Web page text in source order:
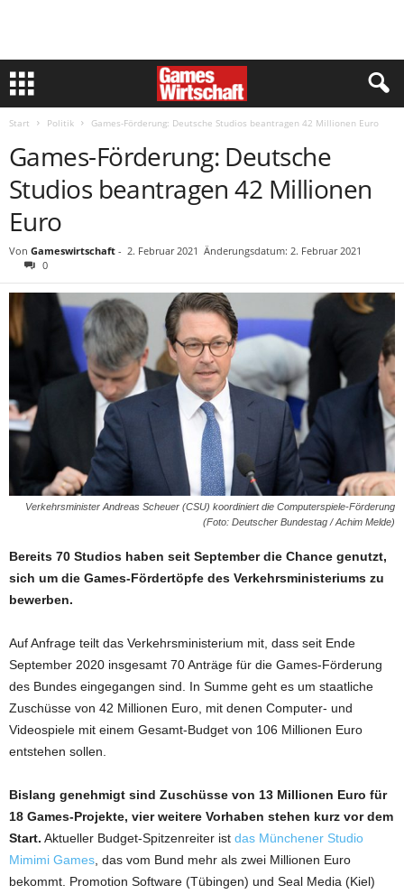
Start Politik Games-Förderung: Deutsche Studios beantragen 42 Millionen Euro
Games-Förderung: Deutsche
Studios beantragen 42 Millionen
Euro
Von Gameswirtschaft - 2. Februar 2021 Änderungsdatum: 2. Februar 2021
0
Verkehrsminister Andreas Scheuer (CSU) koordiniert die Computerspiele-Förderung
(Foto: Deutscher Bundestag / Achim Melde)
Bereits 70 Studios haben seit September die Chance genutzt,
sich um die Games-Fördertöpfe des Verkehrsministeriums zu
bewerben.
Auf Anfrage teilt das Verkehrsministerium mit, dass seit Ende
September 2020 insgesamt 70 Anträge für die Games-Förderung
des Bundes eingegangen sind. In Summe geht es um staatliche
Zuschüsse von 42 Millionen Euro, mit denen Computer- und
Videospiele mit einem Gesamt-Budget von 106 Millionen Euro
entstehen sollen.
Bislang genehmigt sind Zuschüsse von 13 Millionen Euro für
18 Games-Projekte, vier weitere Vorhaben stehen kurz vor dem
Start. Aktueller Budget-Spitzenreiter ist das Münchener Studio
Mimimi Games , das vom Bund mehr als zwei Millionen Euro
bekommt. Promotion Software (Tübingen) und Seal Media (Kiel)